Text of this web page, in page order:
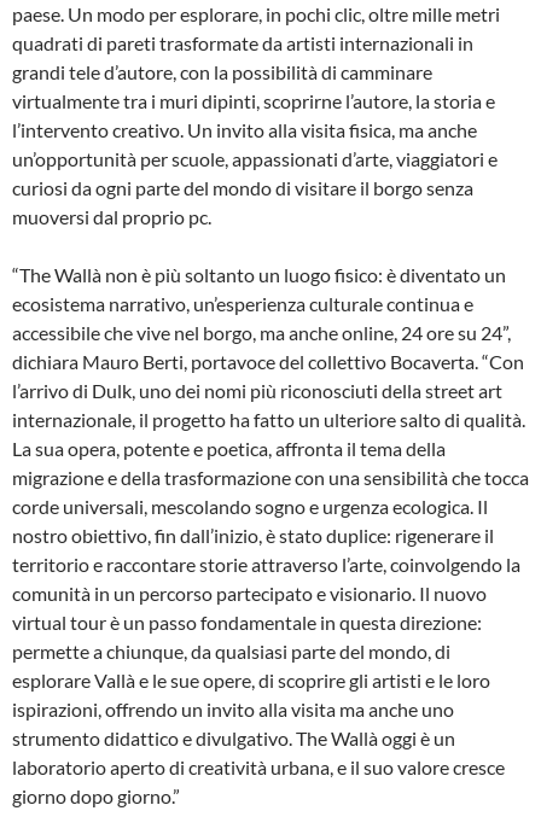
paese. Un modo per esplorare, in pochi clic, oltre mille metri
quadrati di pareti trasformate da artisti internazionali in
grandi tele d’autore, con la possibilità di camminare
virtualmente tra i muri dipinti, scoprirne l’autore, la storia e
l’intervento creativo. Un invito alla visita fisica, ma anche
un’opportunità per scuole, appassionati d’arte, viaggiatori e
curiosi da ogni parte del mondo di visitare il borgo senza
muoversi dal proprio pc.
“The Wallà non è più soltanto un luogo fisico: è diventato un
ecosistema narrativo, un’esperienza culturale continua e
accessibile che vive nel borgo, ma anche online, 24 ore su 24”,
dichiara Mauro Berti, portavoce del collettivo Bocaverta. “Con
l’arrivo di Dulk, uno dei nomi più riconosciuti della street art
internazionale, il progetto ha fatto un ulteriore salto di qualità.
La sua opera, potente e poetica, affronta il tema della
migrazione e della trasformazione con una sensibilità che tocca
corde universali, mescolando sogno e urgenza ecologica. Il
nostro obiettivo, fin dall’inizio, è stato duplice: rigenerare il
territorio e raccontare storie attraverso l’arte, coinvolgendo la
comunità in un percorso partecipato e visionario. Il nuovo
virtual tour è un passo fondamentale in questa direzione:
permette a chiunque, da qualsiasi parte del mondo, di
esplorare Vallà e le sue opere, di scoprire gli artisti e le loro
ispirazioni, offrendo un invito alla visita ma anche uno
strumento didattico e divulgativo. The Wallà oggi è un
laboratorio aperto di creatività urbana, e il suo valore cresce
giorno dopo giorno.”